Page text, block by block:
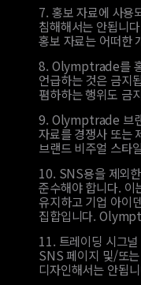
7. 홍보 자료에 사용
침해해서는 안됩니
홍보 자료는 어떠한
8. Olymptrade를 홍
언급하는 것은 금지
폄하하는 행위도 금
9. Olymptrade 브랜
자료를 경쟁사 또는
브랜드 비주얼 스타
10. SNS용을 제외
준수해야 합니다.
유지하고 기업 아이
집합입니다.
11. 트레이딩 시그
SNS 페이지 및/또
디자인해서는 안됩